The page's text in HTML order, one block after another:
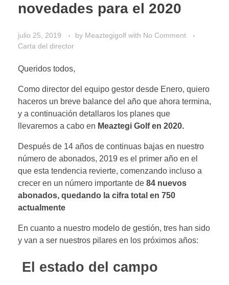
novedades para el 2020
julio 25, 2019 by Meaztegigolf with No Comment
Carta del director
Queridos todos,
Como director del equipo gestor desde Enero, quiero
haceros un breve balance del año que ahora termina,
y a continuación detallaros los planes que
llevaremos a cabo en Meaztegi Golf en 2020.
Después de 14 años de continuas bajas en nuestro
número de abonados, 2019 es el primer año en el
que esta tendencia revierte, comenzando incluso a
crecer en un número importante de 84 nuevos
abonados, quedando la cifra total en 750
actualmente
En cuanto a nuestro modelo de gestión, tres han sido
y van a ser nuestros pilares en los próximos años:
El estado del campo